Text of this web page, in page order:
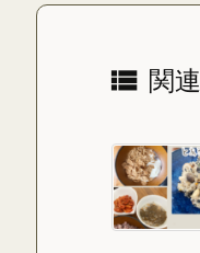
 関